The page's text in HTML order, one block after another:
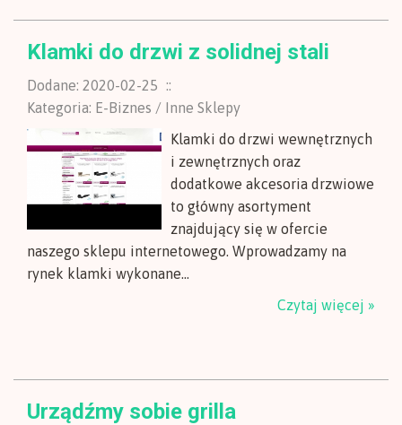
Klamki do drzwi z solidnej stali
Dodane: 2020-02-25 ::
Kategoria: E-Biznes / Inne Sklepy
Klamki do drzwi wewnętrznych
i zewnętrznych oraz
dodatkowe akcesoria drzwiowe
to główny asortyment
znajdujący się w ofercie
naszego sklepu internetowego. Wprowadzamy na
rynek klamki wykonane...
Czytaj więcej »
Urządźmy sobie grilla